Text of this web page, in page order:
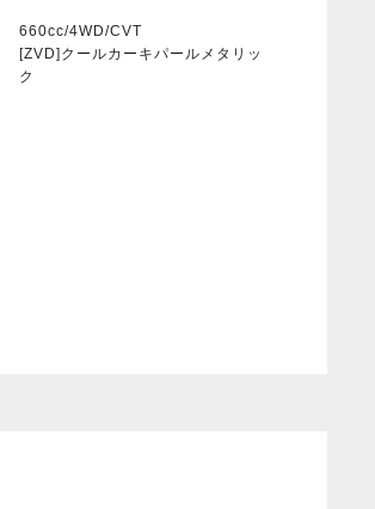
660cc/4WD/CVT
[ZVD]クールカーキパールメタリッ
ク